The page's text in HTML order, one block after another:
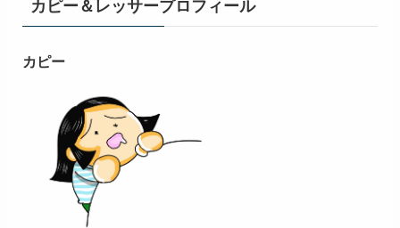
カピー＆レッサープロフィール
カピー